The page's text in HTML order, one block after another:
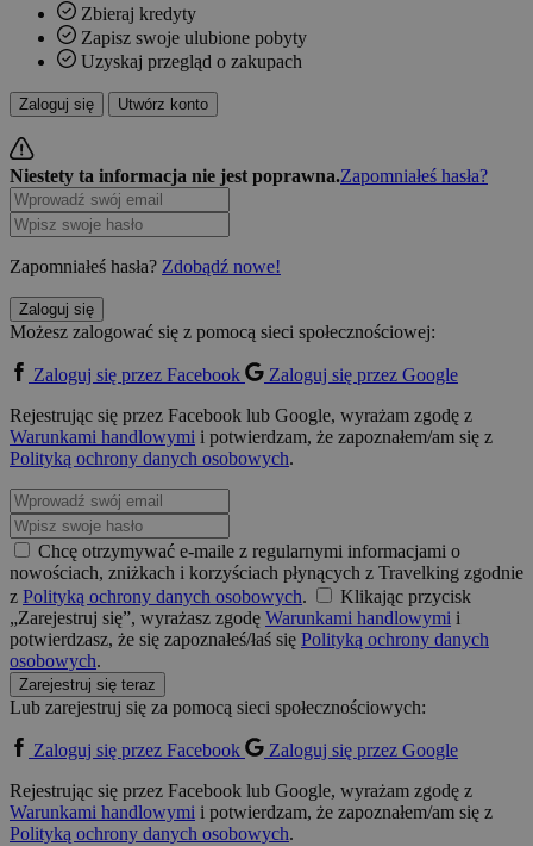
Zbieraj kredyty
Zapisz swoje ulubione pobyty
Uzyskaj przegląd o zakupach
Zaloguj się Utwórz konto
Niestety ta informacja nie jest poprawna.Zapomniałeś hasła?
Zapomniałeś hasła? Zdobądź nowe!
Zaloguj się
Możesz zalogować się z pomocą sieci społecznościowej:
Zaloguj się przez Facebook
Zaloguj się przez Google
Rejestrując się przez Facebook lub Google, wyrażam zgodę z
Warunkami handlowymi i potwierdzam, że zapoznałem/am się z
Polityką ochrony danych osobowych.
Chcę otrzymywać e-maile z regularnymi informacjami o
nowościach, zniżkach i korzyściach płynących z Travelking zgodnie
z Polityką ochrony danych osobowych.
Klikając przycisk
„Zarejestruj się”, wyrażasz zgodę Warunkami handlowymi i
potwierdzasz, że się zapoznałeś/łaś się Polityką ochrony danych
osobowych.
Zarejestruj się teraz
Lub zarejestruj się za pomocą sieci społecznościowych:
Zaloguj się przez Facebook
Zaloguj się przez Google
Rejestrując się przez Facebook lub Google, wyrażam zgodę z
Warunkami handlowymi i potwierdzam, że zapoznałem/am się z
Polityką ochrony danych osobowych.